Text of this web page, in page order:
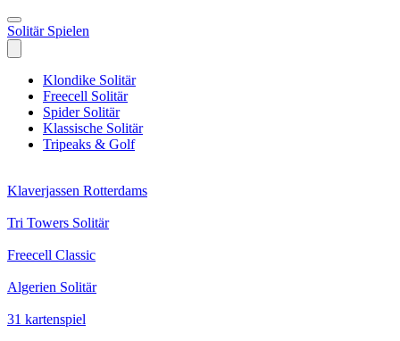
Solitär Spielen
Klondike Solitär
Freecell Solitär
Spider Solitär
Klassische Solitär
Tripeaks & Golf
Klaverjassen Rotterdams
Tri Towers Solitär
Freecell Classic
Algerien Solitär
31 kartenspiel